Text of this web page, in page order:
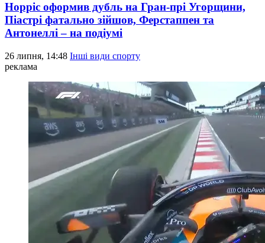
Норріс оформив дубль на Гран-прі Угорщини,
Піастрі фатально зійшов, Ферстаппен та
Антонеллі – на подіумі
26 липня, 14:48 Інші види спорту
реклама